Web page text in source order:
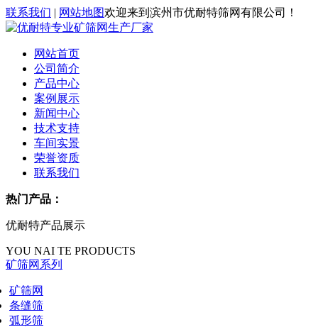
联系我们 | 网站地图欢迎来到滨州市优耐特筛网有限公司！
网站首页
公司简介
产品中心
案例展示
新闻中心
技术支持
车间实景
荣誉资质
联系我们
热门产品：
优耐特产品展示
YOU NAI TE PRODUCTS
矿筛网系列
矿筛网
条缝筛
弧形筛